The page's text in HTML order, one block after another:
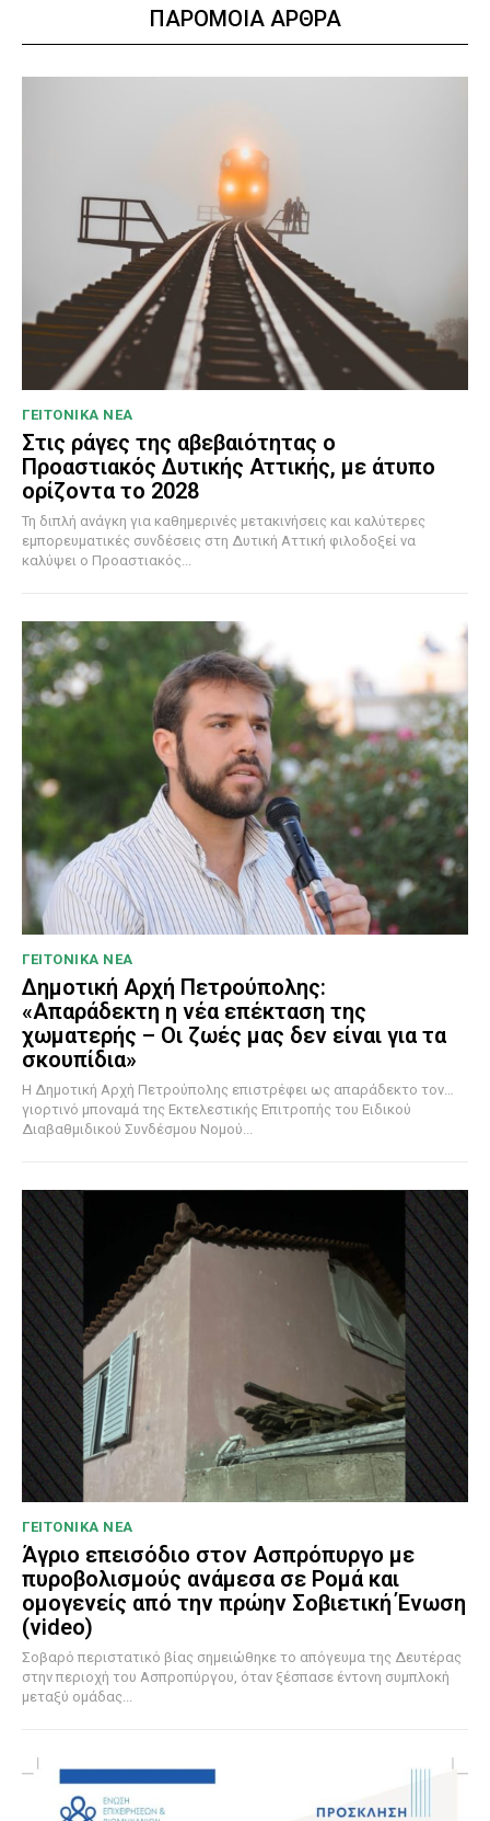
ΠΑΡΟΜΟΙΑ ΑΡΘΡΑ
ΓΕΙΤΟΝΙΚΑ ΝΕΑ
Στις ράγες της αβεβαιότητας ο
Προαστιακός Δυτικής Αττικής, με άτυπο
ορίζοντα το 2028
Τη διπλή ανάγκη για καθημερινές μετακινήσεις και καλύτερες
εμπορευματικές συνδέσεις στη Δυτική Αττική φιλοδοξεί να
καλύψει ο Προαστιακός...
ΓΕΙΤΟΝΙΚΑ ΝΕΑ
Δημοτική Αρχή Πετρούπολης:
«Απαράδεκτη η νέα επέκταση της
χωματερής – Οι ζωές μας δεν είναι για τα
σκουπίδια»
Η Δημοτική Αρχή Πετρούπολης επιστρέφει ως απαράδεκτο τον…
γιορτινό μποναμά της Εκτελεστικής Επιτροπής του Ειδικού
Διαβαθμιδικού Συνδέσμου Νομού...
ΓΕΙΤΟΝΙΚΑ ΝΕΑ
Άγριο επεισόδιο στον Ασπρόπυργο με
πυροβολισμούς ανάμεσα σε Ρομά και
ομογενείς από την πρώην Σοβιετική Ένωση
(video)
Σοβαρό περιστατικό βίας σημειώθηκε το απόγευμα της Δευτέρας
στην περιοχή του Ασπροπύργου, όταν ξέσπασε έντονη συμπλοκή
μεταξύ ομάδας...